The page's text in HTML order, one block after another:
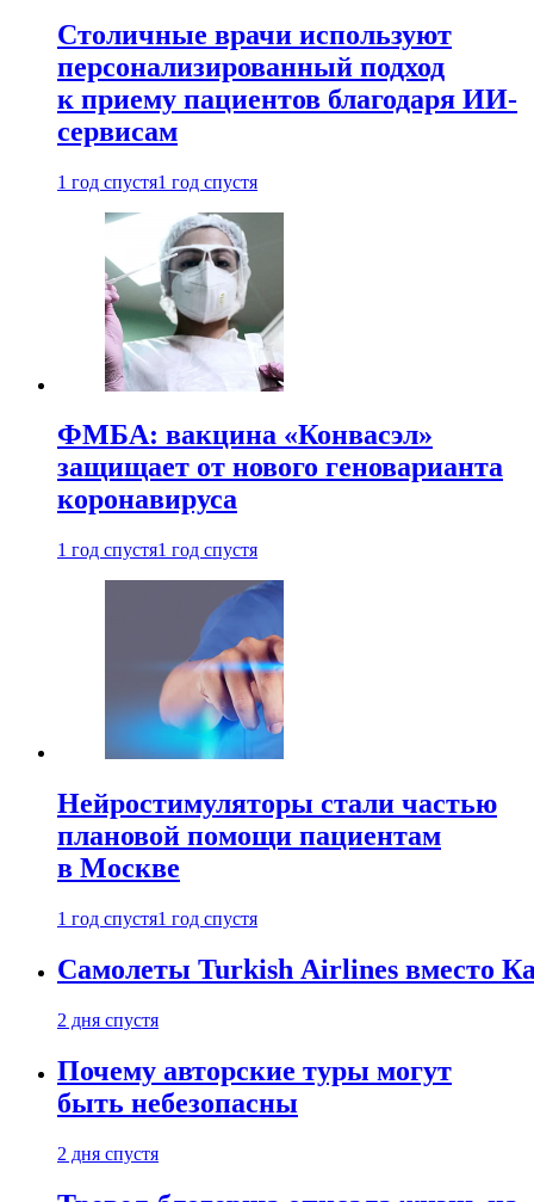
Столичные врачи используют
персонализированный подход
к приему пациентов благодаря ИИ-
сервисам
1 год спустя1 год спустя
ФМБА: вакцина «Конвасэл»
защищает от нового геноварианта
коронавируса
1 год спустя1 год спустя
Нейростимуляторы стали частью
плановой помощи пациентам
в Москве
1 год спустя1 год спустя
Самолеты Turkish Airlines вместо
2 дня спустя
Почему авторские туры могут
быть небезопасны
2 дня спустя